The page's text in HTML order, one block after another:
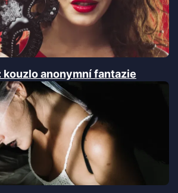
kouzlo anonymní fantazie